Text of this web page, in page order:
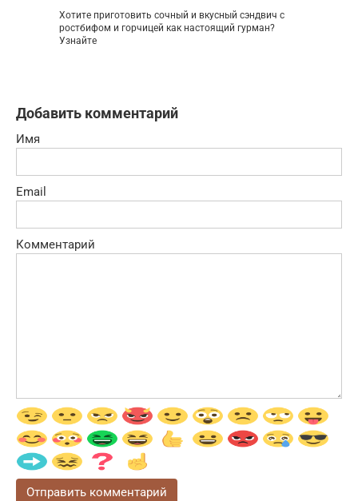
Хотите приготовить сочный и вкусный сэндвич с
ростбифом и горчицей как настоящий гурман?
Узнайте
Добавить комментарий
Имя
Email
Комментарий